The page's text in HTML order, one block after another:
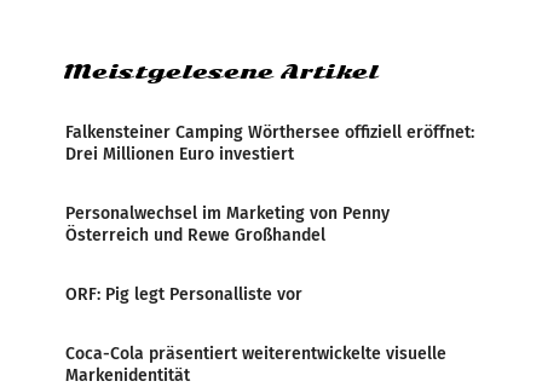
Meistgelesene Artikel
Falkensteiner Camping Wörthersee offiziell eröffnet:
Drei Millionen Euro investiert
Personalwechsel im Marketing von Penny
Österreich und Rewe Großhandel
ORF: Pig legt Personalliste vor
Coca-Cola präsentiert weiterentwickelte visuelle
Markenidentität